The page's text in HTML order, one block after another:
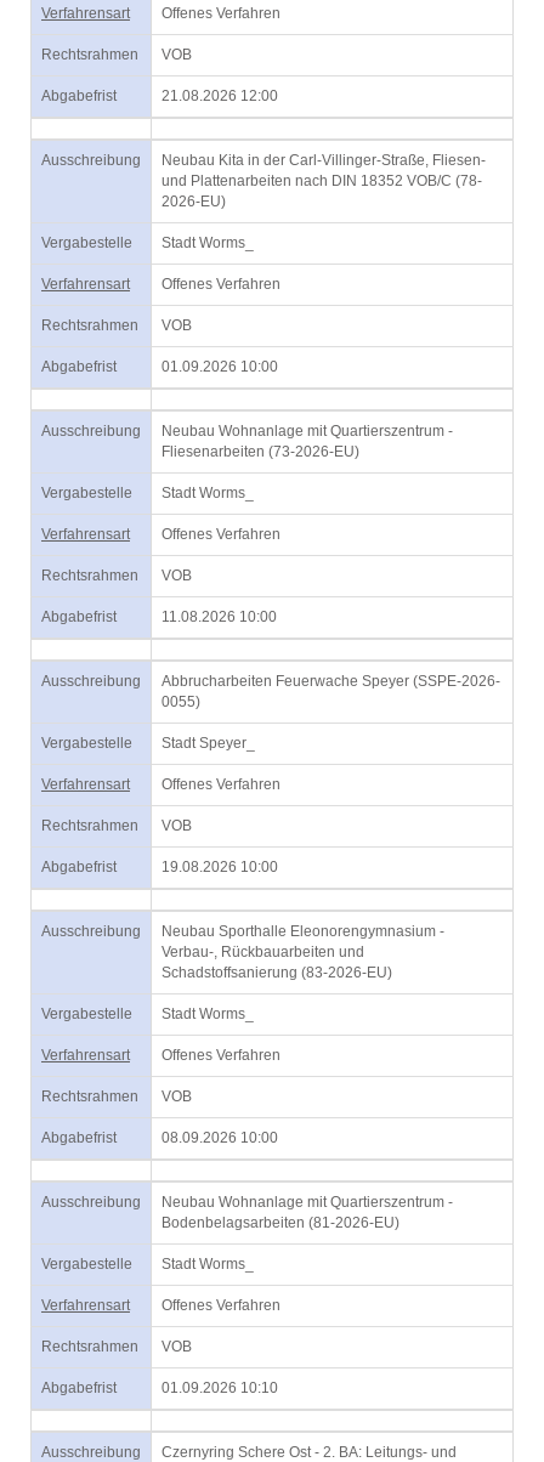
Verfahrensart Offenes Verfahren
Rechtsrahmen VOB
Abgabefrist 21.08.2026 12:00
Ausschreibung
Neubau Kita in der Carl-Villinger-Straße, Fliesen-
und Plattenarbeiten nach DIN 18352 VOB/C (78-
2026-EU)
Vergabestelle Stadt Worms_
Verfahrensart Offenes Verfahren
Rechtsrahmen VOB
Abgabefrist 01.09.2026 10:00
Ausschreibung
Neubau Wohnanlage mit Quartierszentrum -
Fliesenarbeiten (73-2026-EU)
Vergabestelle Stadt Worms_
Verfahrensart Offenes Verfahren
Rechtsrahmen VOB
Abgabefrist 11.08.2026 10:00
Ausschreibung
Abbrucharbeiten Feuerwache Speyer (SSPE-2026-
0055)
Vergabestelle Stadt Speyer_
Verfahrensart Offenes Verfahren
Rechtsrahmen VOB
Abgabefrist 19.08.2026 10:00
Ausschreibung
Neubau Sporthalle Eleonorengymnasium -
Verbau-, Rückbauarbeiten und
Schadstoffsanierung (83-2026-EU)
Vergabestelle Stadt Worms_
Verfahrensart Offenes Verfahren
Rechtsrahmen VOB
Abgabefrist 08.09.2026 10:00
Ausschreibung
Neubau Wohnanlage mit Quartierszentrum -
Bodenbelagsarbeiten (81-2026-EU)
Vergabestelle Stadt Worms_
Verfahrensart Offenes Verfahren
Rechtsrahmen VOB
Abgabefrist 01.09.2026 10:10
Ausschreibung
Czernyring Schere Ost - 2. BA: Leitungs- und